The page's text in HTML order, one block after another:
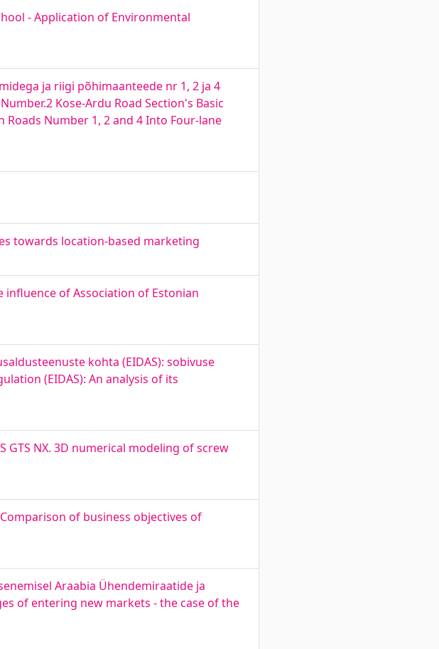
- Application of Environmental
ja riigi põhimaanteede nr 1, 2 ja 4
Kose-Ardu Road Section's Basic
Number 1, 2 and 4 Into Four-lane
towards location-based marketing
influence of Association of Estonian
kohta (EIDAS): sobivuse
(EIDAS): An analysis of its
NX. 3D numerical modeling of screw
of business objectives of
Araabia Ühendemiraatide ja
of entering new markets - the case of the